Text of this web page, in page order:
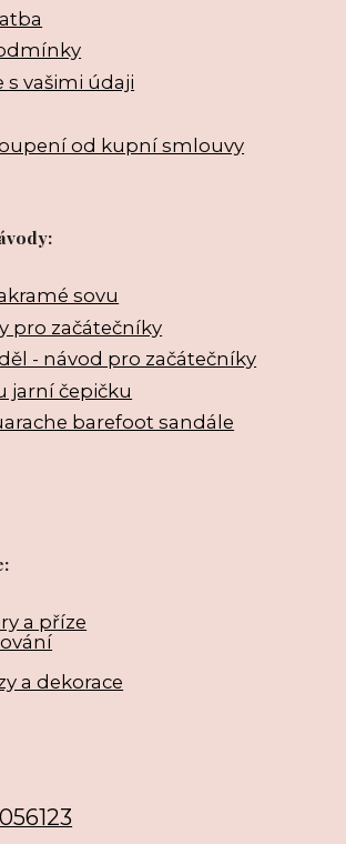
s vašimi údaji
od kupní smlouvy
sovu
pro začátečníky
- návod pro začátečníky
jarní čepičku
barefoot sandále
a příze
a dekorace